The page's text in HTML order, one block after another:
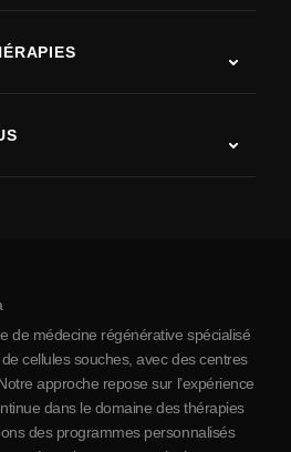
de médecine régénérative spécialisé
cellules souches, avec des centres
approche repose sur l’expérience
dans le domaine des thérapies
des programmes personnalisés